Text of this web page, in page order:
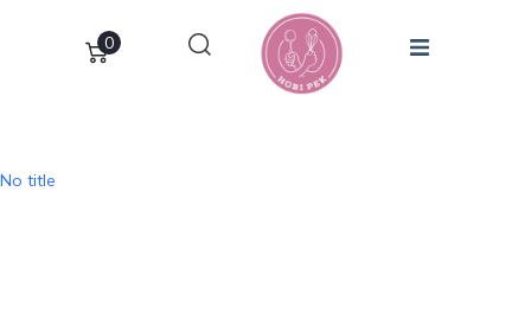
0
No title